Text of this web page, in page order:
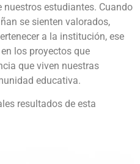
estudiantes. Cuando
se sienten valorados,
a la institución, ese
los proyectos que
que viven nuestras
educativa.
resultados de esta